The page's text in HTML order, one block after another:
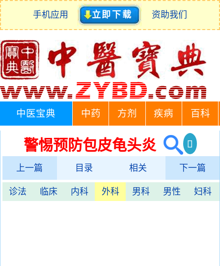
手机应用 立即下载 资助我们
中医宝典 中药 方剂 疾病 百科
警惕预防包皮龟头炎
上一篇 目录 相关 下一篇
诊法 临床 内科 外科 男科 男性 妇科